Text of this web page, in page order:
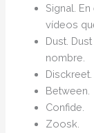
Signal.
vídeos
Dust.
nombre.
Disckreet.
Between.
Confide.
Zoosk.